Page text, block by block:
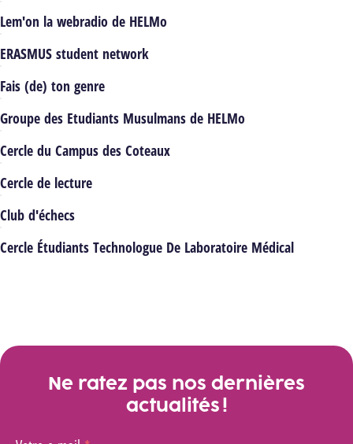
Lem'on la webradio de HELMo
ERASMUS student network
Fais (de) ton genre
Groupe des Etudiants Musulmans de HELMo
Cercle du Campus des Coteaux
Cercle de lecture
Club d'échecs
Cercle Étudiants Technologue De Laboratoire Médical
Ne ratez pas nos dernières
actualités !